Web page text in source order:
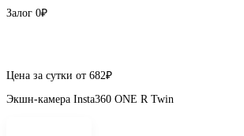
Залог 0₽
Цена за сутки от 682₽
Экшн-камера Insta360 ONE R Twin